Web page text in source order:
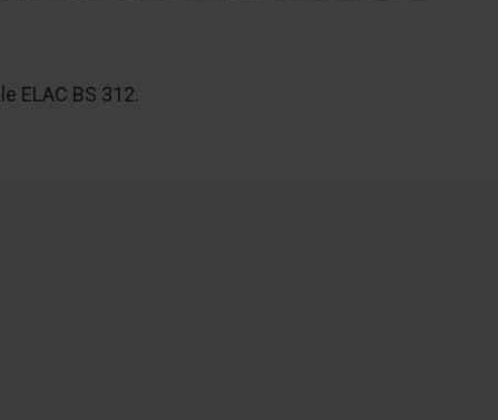
ELAC BS 312.